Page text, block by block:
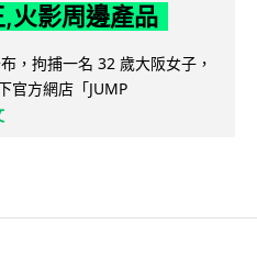
火影周邊產品
，拘捕一名 32 歲大阪女子，
官方網店「JUMP